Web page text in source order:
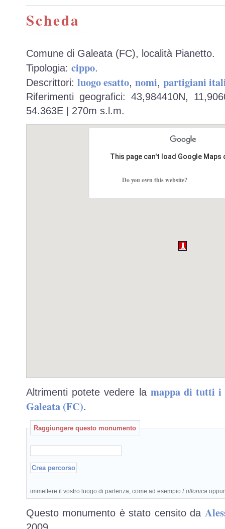
Scheda
Comune di Galeata (FC), località Pianetto.
Tipologia: cippo.
Descrittori: luogo esatto, nomi, partigiani
Riferimenti geografici: 43,984410N,
54.363E | 270m s.l.m.
This page can't load Google
Do you own this website?
Altrimenti potete vedere la mappa di tutti i
Galeata (FC).
Raggiungere questo monumento
immettere il vostro luogo di partenza, come ad esempio Follonica
Questo monumento è stato censito da